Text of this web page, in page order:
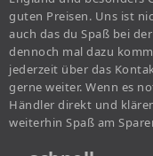
guten Preisen. Uns ist
auch das du Spaß bei
dennoch mal dazu
jederzeit über das
gerne weiter. Wenn es
Händler direkt und
weiterhin Spaß am